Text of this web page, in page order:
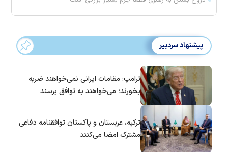
پیشنهاد سردبیر
ترامپ: مقامات ایرانی نمی‌خواهند ضربه
بخورند؛ می‌خواهند به توافق برسند
ترکیه، عربستان و پاکستان توافقنامه دفاعی
مشترک امضا می‌کنند